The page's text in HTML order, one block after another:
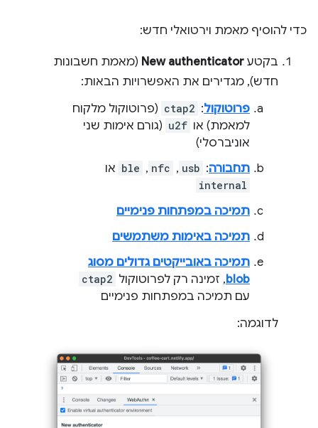
כדי להוסיף מאמת וירטואלי חדש:
בקטע New authenticator (מאמת חשבונות
חדש), מגדירים את האפשרויות הבאות:
פרוטוקול:
ctap2 (פרוטוקול מלקוח
למאמת) או u2f (גורם אימות שני
אוניברסלי)
תחבורה:
usb
,‏
nfc
,‏
ble או
internal
תמיכה במפתחות פנימיים
תמיכה באימות משתמשים
תמיכה באובייקטים גדולים מסוג
blob, זמינה רק לפרוטוקול ctap2
עם תמיכה במפתחות פנימיים
לדוגמה: